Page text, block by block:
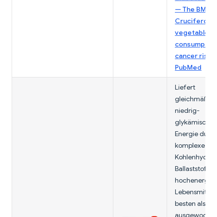
— The BMJ
Cruciferous
vegetable
cancer risk
PubMed
Liefert
niedrig-
glykämische
Energie
komplexe
Ballaststoffe.
besten als